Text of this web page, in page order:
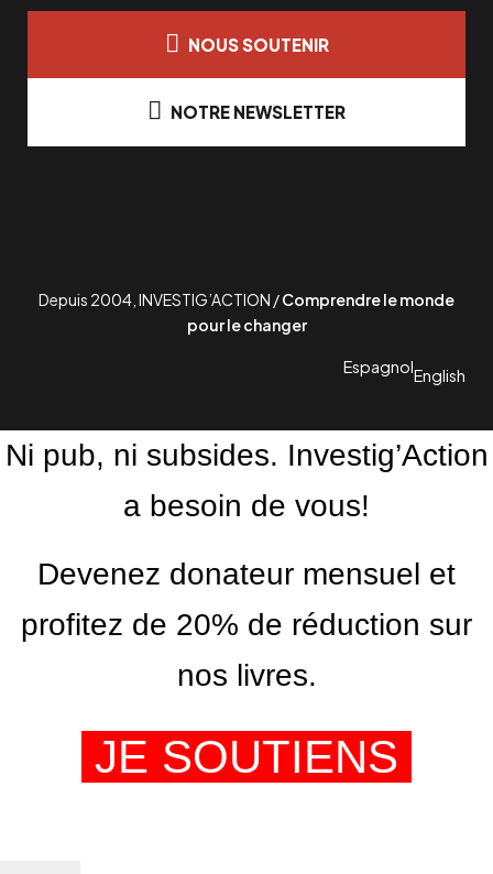
NOUS SOUTENIR
NOTRE NEWSLETTER
Depuis 2004, INVESTIG’ACTION /Comprendre le monde
pour le changer
EspagnolEnglish
Ni pub, ni subsides. Investig’Action
a besoin de vous!
Devenez donateur mensuel et
profitez de 20% de réduction sur
nos livres.
JE SOUTIENS